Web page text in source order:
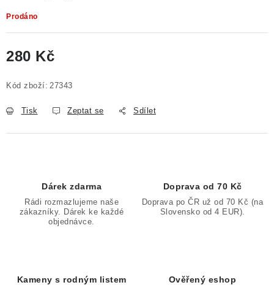
Prodáno
280 Kč
Kód zboží: 27343
Tisk Zeptat se Sdílet
Dárek zdarma
Rádi rozmazlujeme naše
zákazníky. Dárek ke každé
objednávce.
Doprava od 70 Kč
Doprava po ČR už od 70 Kč (na
Slovensko od 4 EUR).
Kameny s rodným listem Ověřený eshop